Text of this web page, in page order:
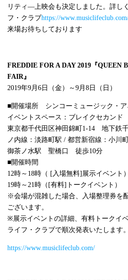
リティ―上映会も決定しました。詳し
フ・クラブhttps://
来場お待ちしております
FREDDIE FOR A DAY 2019 『QUEEN
FAIR』
2019年9月 6 日（金）～ 9月 8 日（日）
■開催場所 シンコーミュージック・
イベントスペース：ブレイクセカンド
東京都千代田区神田錦町 1-14 地下鉄
ノ内線：淡路町駅 / 都営新宿線：小川
御茶ノ水駅 聖橋口 徒歩10分
■開催時間
12時～ 18時（ [ 入場無料] 展示イベント）
19時～ 21時（ [有料] トークイベント）
※会場が混雑した場合、入場整理券を
ございます。
※展示イベントの詳細、有料トークイ
ライフ・クラブで順次発表いたします。
https://www.musiclifeclub.com/